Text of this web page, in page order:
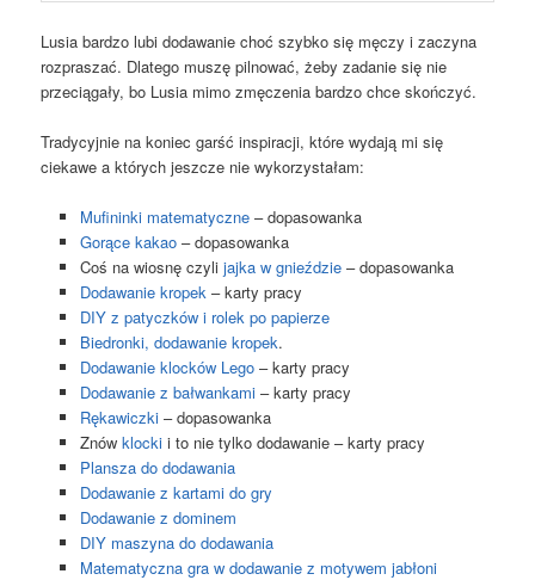
Lusia bardzo lubi dodawanie choć szybko się męczy i zaczyna
rozpraszać. Dlatego muszę pilnować, żeby zadanie się nie
przeciągały, bo Lusia mimo zmęczenia bardzo chce skończyć.
Tradycyjnie na koniec garść inspiracji, które wydają mi się
ciekawe a których jeszcze nie wykorzystałam:
Mufininki matematyczne– dopasowanka
Gorące kakao– dopasowanka
Coś na wiosnę czyli jajka w gnieździe– dopasowanka
Dodawanie kropek– karty pracy
DIY z patyczków i rolek po papierze
Biedronki, dodawanie kropek.
Dodawanie klocków Lego– karty pracy
Dodawanie z bałwankami– karty pracy
Rękawiczki– dopasowanka
Znów klockii to nie tylko dodawanie – karty pracy
Plansza do dodawania
Dodawanie z kartami do gry
Dodawanie z dominem
DIY maszyna do dodawania
Matematyczna gra w dodawanie z motywem jabłoni